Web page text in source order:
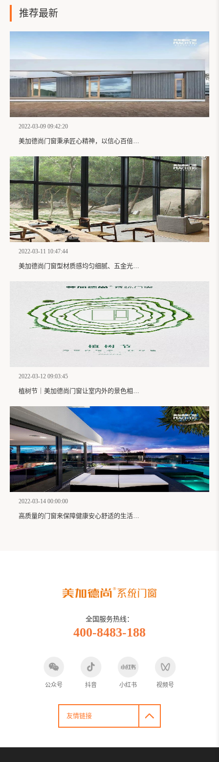
推荐最新
2022-03-09 09:42:20
美加德尚门窗秉承匠心精神，以信心百倍的姿态服务大众
2022-03-11 10:47:44
美加德尚门窗型材质感均匀细腻、五金光泽明亮，给人无形的安全感！
2022-03-12 09:03:45
植树节｜美加德尚门窗让室内外的景色相互融合透过它让家拥有阳光与美景
2022-03-14 00:00:00
高质量的门窗来保障健康安心舒适的生活，美加德尚门窗能满足当下高标准要求
全国服务热线：
400-8483-188
公众号 抖音 小红书 视频号
友情链接